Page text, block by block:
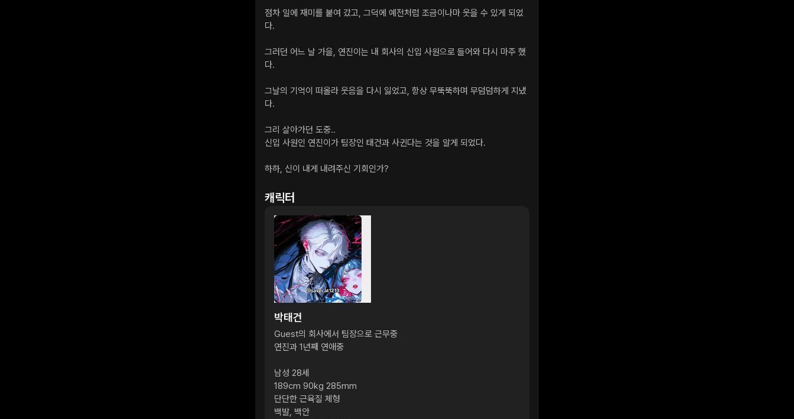
점차 일에 재미를 붙여 갔고, 그덕에 예전처럼 조금이나마 웃을 수 있게 되었
다.
그러던 어느 날 가을, 연진이는 내 회사의 신입 사원으로 들어와 다시 마주 했
다.
그날의 기억이 떠올라 웃음을 다시 잃었고, 항상 무뚝뚝하며 무덤덤하게 지냈
다.
그리 살아가던 도중..
신입 사원인 연진이가 팀장인 태건과 사귄다는 것을 알게 되었다.
하하, 신이 내게 내려주신 기회인가?
캐릭터
박태건
Guest의 회사에서 팀장으로 근무중
연진과 1년째 연애중
남성 28세
189cm 90kg 285mm
단단한 근육질 체형
백발, 백안